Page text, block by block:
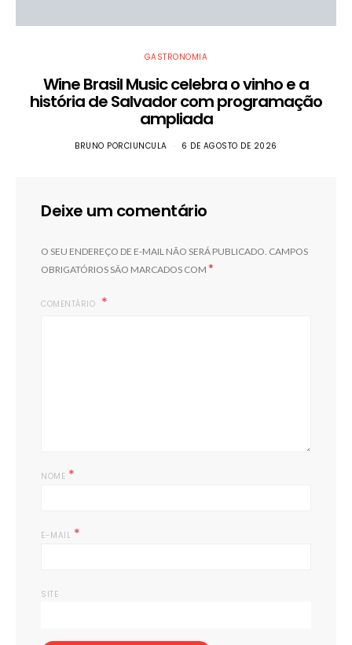
GASTRONOMIA
Wine Brasil Music celebra o vinho e a
história de Salvador com programação
ampliada
BRUNO PORCIUNCULA 6 DE AGOSTO DE 2026
Deixe um comentário
O SEU ENDEREÇO DE E-MAIL NÃO SERÁ PUBLICADO. CAMPOS
OBRIGATÓRIOS SÃO MARCADOS COM *
COMENTÁRIO
NOME *
E-MAIL *
SITE